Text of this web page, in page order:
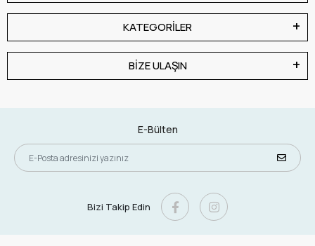
KATEGORİLER
BİZE ULAŞIN
E-Bülten
Bizi Takip Edin